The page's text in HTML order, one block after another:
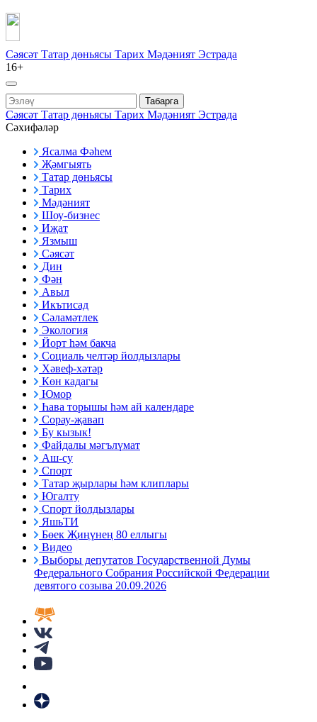
Сәясәт Татар дөньясы Тарих Мәдәният Эстрада
16+
Табарга
Сәясәт Татар дөньясы Тарих Мәдәният Эстрада
Сәхифәләр
Ясалма Фәһем
Җәмгыять
Татар дөньясы
Тарих
Мәдәният
Шоу-бизнес
Иҗат
Язмыш
Сәясәт
Дин
Фән
Авыл
Икътисад
Сәламәтлек
Экология
Йорт һәм бакча
Социаль челтәр йолдызлары
Хәвеф-хәтәр
Көн кадагы
Юмор
Һава торышы һәм ай календаре
Сорау-җавап
Бу кызык!
Файдалы мәгълүмат
Аш-су
Спорт
Татар җырлары һәм клиплары
Югалту
Спорт йолдызлары
ЯшьТИ
Бөек Җиңүнең 80 еллыгы
Видео
Выборы депутатов Государственной Думы
Федерального Собрания Российской Федерации
девятого созыва 20.09.2026